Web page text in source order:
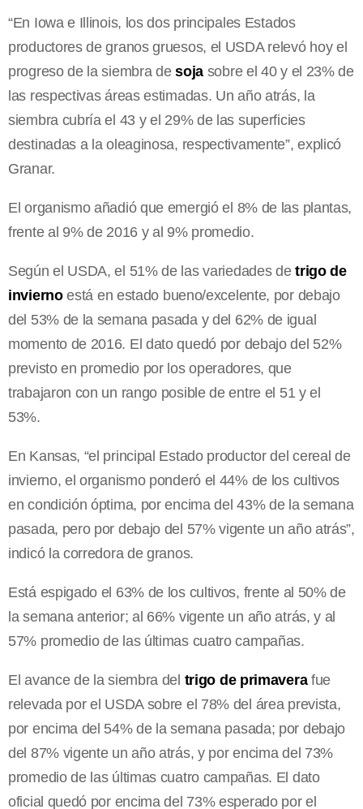
“En Iowa e Illinois, los dos principales Estados
productores de granos gruesos, el USDA relevó hoy el
progreso de la siembra desoja sobre el 40 y el 23% de
las respectivas áreas estimadas. Un año atrás, la
siembra cubría el 43 y el 29% de las superficies
destinadas a la oleaginosa, respectivamente”, explicó
Granar.
El organismo añadió que emergió el 8% de las plantas,
frente al 9% de 2016 y al 9% promedio.
Según el USDA, el 51% de las variedades detrigo de
inviernoestá en estado bueno/excelente, por debajo
del 53% de la semana pasada y del 62% de igual
momento de 2016. El dato quedó por debajo del 52%
previsto en promedio por los operadores, que
trabajaron con un rango posible de entre el 51 y el
53%.
En Kansas, “el principal Estado productor del cereal de
invierno, el organismo ponderó el 44% de los cultivos
en condición óptima, por encima del 43% de la semana
pasada, pero por debajo del 57% vigente un año atrás”,
indicó la corredora de granos.
Está espigado el 63% de los cultivos, frente al 50% de
la semana anterior; al 66% vigente un año atrás, y al
57% promedio de las últimas cuatro campañas.
El avance de la siembra del trigo de primaverafue
relevada por el USDA sobre el 78% del área prevista,
por encima del 54% de la semana pasada; por debajo
del 87% vigente un año atrás, y por encima del 73%
promedio de las últimas cuatro campañas. El dato
oficial quedó por encima del 73% esperado por el